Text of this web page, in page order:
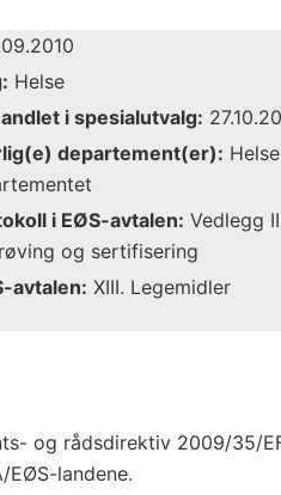
Helse
i spesialutvalg:
departement(er):
i EØS-avtalen: Vedlegg
og sertifisering
avtalen: XIII. Legemidler
og rådsdirektiv 2009/35/
EØS-landene.